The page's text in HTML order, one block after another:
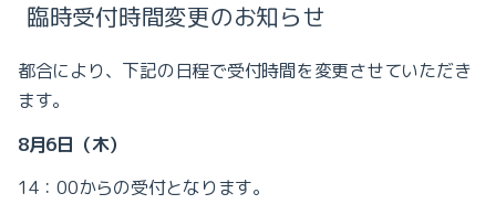
臨時受付時間変更のお知らせ
都合により、下記の日程で受付時間を変更させていただき
ます。
8月6日（木）
14：00からの受付となります。